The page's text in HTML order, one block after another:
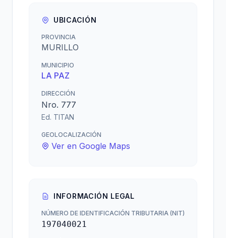
UBICACIÓN
PROVINCIA
MURILLO
MUNICIPIO
LA PAZ
DIRECCIÓN
Nro. 777
Ed. TITAN
GEOLOCALIZACIÓN
Ver en Google Maps
INFORMACIÓN LEGAL
NÚMERO DE IDENTIFICACIÓN TRIBUTARIA (NIT)
197040021